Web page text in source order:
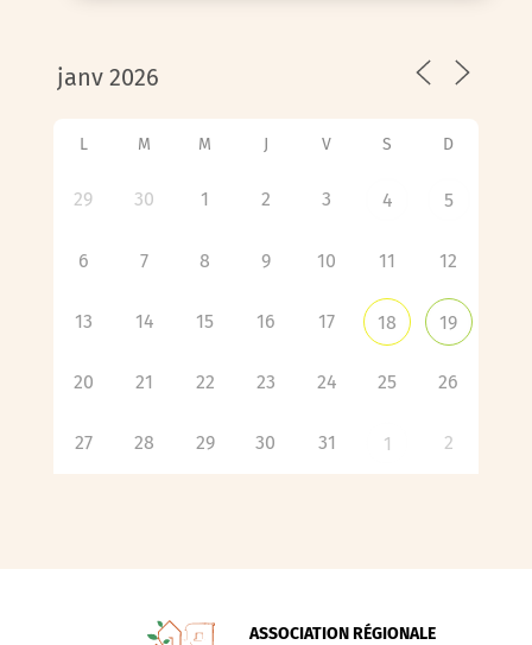
L M M J V S D
29 30 1 2 3 4 5
6 7 8 9 10 11 12
13 14 15 16 17 18 19
20 21 22 23 24 25 26
27 28 29 30 31 1 2
ASSOCIATION RÉGIONALE